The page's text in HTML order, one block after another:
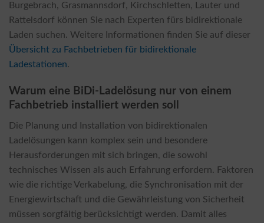
Burgebrach, Grasmannsdorf, Kirchschletten, Lauter und
Rattelsdorf können Sie nach Experten fürs bidirektionale
Laden suchen. Weitere Informationen finden Sie auf dieser
Übersicht zu Fachbetrieben für bidirektionale
Ladestationen.
Warum eine BiDi-Ladelösung nur von einem
Fachbetrieb installiert werden soll
Die Planung und Installation von bidirektionalen
Ladelösungen kann komplex sein und besondere
Herausforderungen mit sich bringen, die sowohl
technisches Wissen als auch Erfahrung erfordern. Faktoren
wie die richtige Verkabelung, die Synchronisation mit der
Energiewirtschaft und die Gewährleistung von Sicherheit
müssen sorgfältig berücksichtigt werden. Damit alles